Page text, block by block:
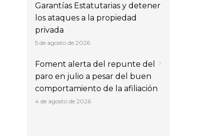
Garantías Estatutarias y detener
los ataques a la propiedad
privada
5 de agosto de 2026
Foment alerta del repunte del
paro en julio a pesar del buen
comportamiento de la afiliación
4 de agosto de 2026